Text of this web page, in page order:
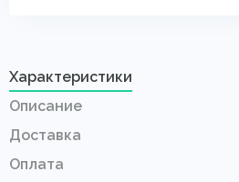
Характеристики
Описание
Доставка
Оплата